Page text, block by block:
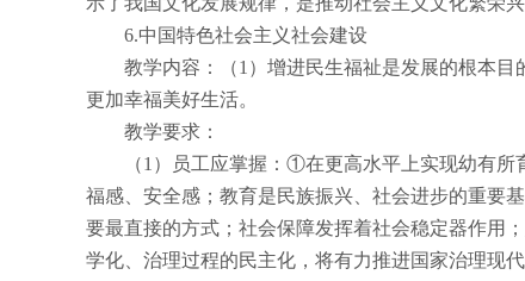
6.中国特色社会主义社会建设
教学内容：（1 ）增进民生福祉是发展的根本目
更加幸福美好生活。
教学要求：
（1 ）员工应掌握：①在更高水平上实现幼有所
福感、安全感；教育是民族振兴、社会进步的重要
要最直接的方式；社会保障发挥着社会稳定器作用
学化、治理过程的民主化，将有力推进国家治理现